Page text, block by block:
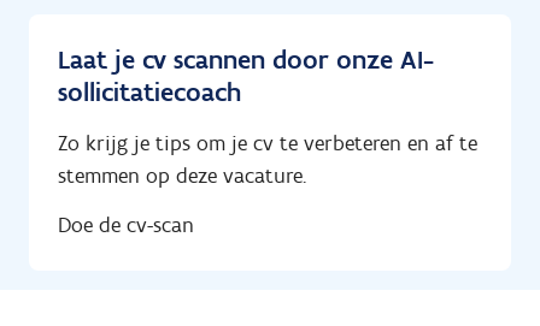
Laat je cv scannen door onze AI-
sollicitatiecoach
Zo krijg je tips om je cv te verbeteren en af te
stemmen op deze vacature.
Doe de cv-scan